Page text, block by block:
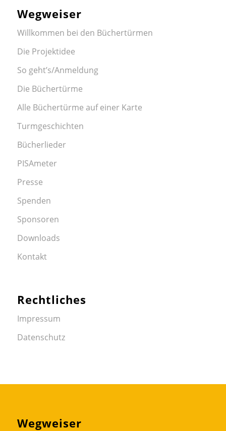
Wegweiser
Willkommen bei den Büchertürmen
Die Projektidee
So geht’s/Anmeldung
Die Büchertürme
Alle Büchertürme auf einer Karte
Turmgeschichten
Bücherlieder
PISAmeter
Presse
Spenden
Sponsoren
Downloads
Kontakt
Rechtliches
Impressum
Datenschutz
Wegweiser